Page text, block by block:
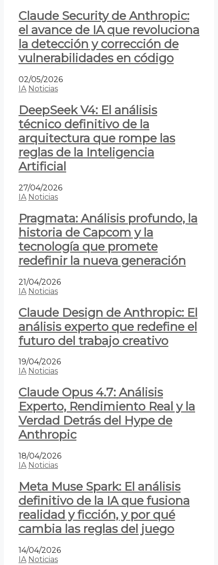
Claude Security de Anthropic:
el avance de IA que revoluciona
la detección y corrección de
vulnerabilidades en código
02/05/2026
IA Noticias
DeepSeek V4: El análisis
técnico definitivo de la
arquitectura que rompe las
reglas de la Inteligencia
Artificial
27/04/2026
IA Noticias
Pragmata: Análisis profundo, la
historia de Capcom y la
tecnología que promete
redefinir la nueva generación
21/04/2026
IA Noticias
Claude Design de Anthropic: El
análisis experto que redefine el
futuro del trabajo creativo
19/04/2026
IA Noticias
Claude Opus 4.7: Análisis
Experto, Rendimiento Real y la
Verdad Detrás del Hype de
Anthropic
18/04/2026
IA Noticias
Meta Muse Spark: El análisis
definitivo de la IA que fusiona
realidad y ficción, y por qué
cambia las reglas del juego
14/04/2026
IA Noticias